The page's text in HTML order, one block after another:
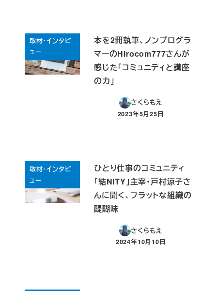
取材・インタビ
ュー
本を2冊執筆、ノンプログラ
マーのHirocom777さんが
感じた「コミュニティと講座
の力」
さくらもえ
投稿日
2023年5月25日
取材・インタビ
ュー
ひとり仕事のコミュニティ
「結NITY」主宰・戸村涼子さ
んに聞く、フラットな組織の
醍醐味
さくらもえ
投稿日
2024年10月10日